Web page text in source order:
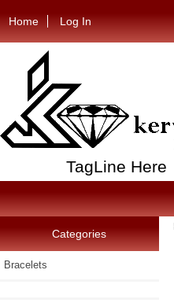
Home Log In
TagLine Here
Categories
Bracelets